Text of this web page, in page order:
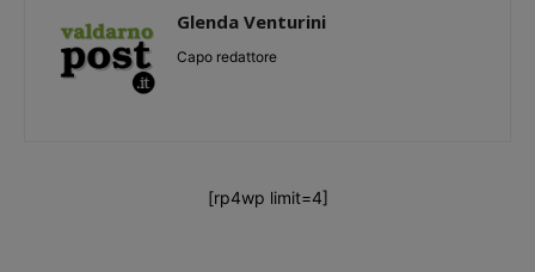
Glenda Venturini
Capo redattore
[rp4wp limit=4]